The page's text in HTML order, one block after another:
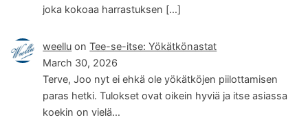
joka kokoaa harrastuksen […]
weellu onTee-se-itse: Yökätkönastat
March 30, 2026
Terve, Joo nyt ei ehkä ole yökätköjen piilottamisen
paras hetki. Tulokset ovat oikein hyviä ja itse asiassa
koekin on vielä…